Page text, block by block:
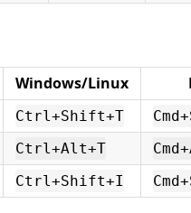
Windows/Linux
Ctrl+Shift+T
Ctrl+Alt+T
Ctrl+Shift+I